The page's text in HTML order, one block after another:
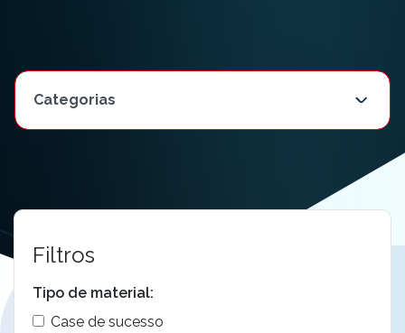
Filtros
Tipo de material:
Case de sucesso